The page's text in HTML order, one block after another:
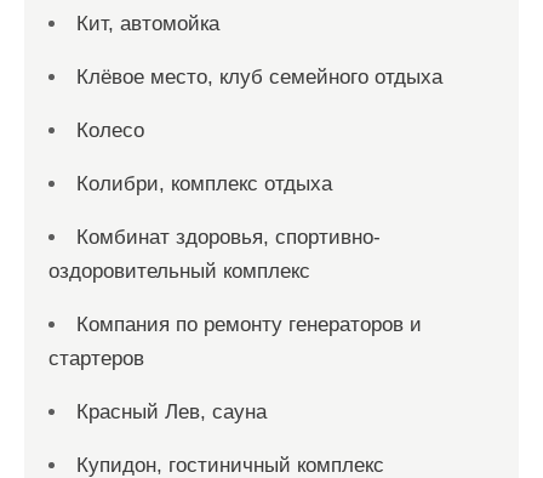
Кит, автомойка
Клёвое место, клуб семейного отдыха
Колесо
Колибри, комплекс отдыха
Комбинат здоровья, спортивно-
оздоровительный комплекс
Компания по ремонту генераторов и
стартеров
Красный Лев, сауна
Купидон, гостиничный комплекс